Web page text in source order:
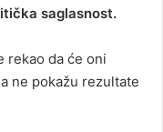
saglasnost.
rekao da će oni
ne pokažu rezultate